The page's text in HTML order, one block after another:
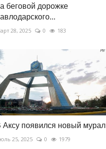
беговой дорожке
28, 2025 0 183
Аксу появился новый мурал
25, 2025 0 1979